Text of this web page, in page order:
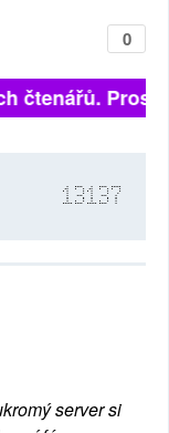
0
13137
server si